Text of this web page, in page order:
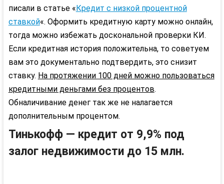
писали в статье «Кредит с низкой процентной
ставкой«. Оформить кредитную карту можно онлайн,
тогда можно избежать доскональной проверки КИ.
Если кредитная история положительна, то советуем
вам это документально подтвердить, это снизит
ставку. На протяжении 100 дней можно пользоваться
кредитными деньгами без процентов.
Обналичивание денег так же не налагается
дополнительным процентом.
Тинькофф — кредит от 9,9% под
залог недвижимости до 15 млн.